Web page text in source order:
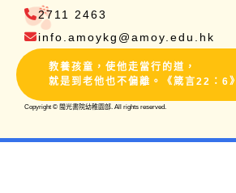
2711 2463
info.amoykg@amoy.edu.hk
教養孩童，使他走當行的道，
就是到老他也不偏離。《箴言22：6》
Copyright © 閩光書院幼稚園部. All rights reserved.